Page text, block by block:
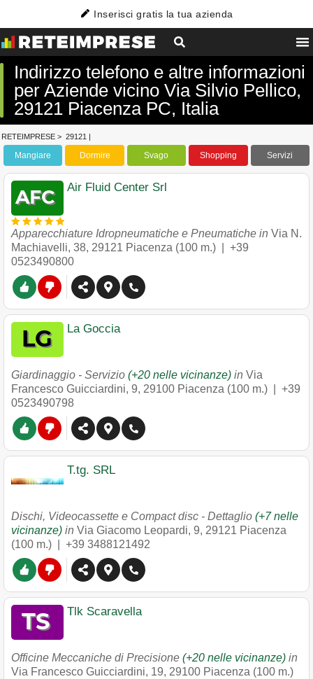
Inserisci gratis la tua azienda
Indirizzo telefono e altre informazioni
per Aziende vicino Via Silvio Pellico,
29121 Piacenza PC, Italia
RETEIMPRESE > 29121 |
Mangiare Dormire Svago Shopping Servizi
Air Fluid Center Srl
Apparecchiature Idropneumatiche e Pneumatiche in Via N.
Machiavelli, 38, 29121 Piacenza (100 m.) | +39
0523490800
La Goccia
Giardinaggio - Servizio (+20 nelle vicinanze) in Via
Francesco Guicciardini, 9, 29100 Piacenza (100 m.) | +39
0523490798
T.tg. SRL
Dischi, Videocassette e Compact disc - Dettaglio (+7 nelle
vicinanze) in Via Giacomo Leopardi, 9, 29121 Piacenza
(100 m.) | +39 3488121492
Tlk Scaravella
Officine Meccaniche di Precisione (+20 nelle vicinanze) in
Via Francesco Guicciardini, 19, 29100 Piacenza (100 m.)